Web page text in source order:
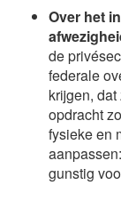
Over het
de
federale
krijgen,
opdracht
fysieke en
gunstig